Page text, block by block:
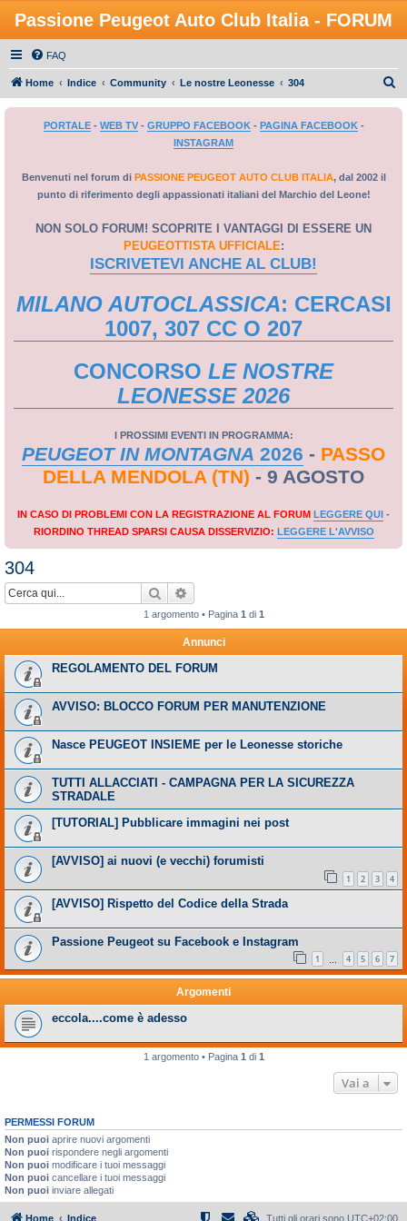
Passione Peugeot Auto Club Italia - FORUM
FAQ
Home Indice Community Le nostre Leonesse 304
PORTALE- WEB TV- GRUPPO FACEBOOK- PAGINA FACEBOOK-
INSTAGRAM
Benvenuti nel forum di PASSIONE PEUGEOT AUTO CLUB ITALIA, dal 2002 il
punto di riferimento degli appassionati italiani del Marchio del Leone!
NON SOLO FORUM! SCOPRITE I VANTAGGI DI ESSERE UN
PEUGEOTTISTA UFFICIALE:
ISCRIVETEVI ANCHE AL CLUB!
MILANO AUTOCLASSICA: CERCASI
1007, 307 CC O 207
CONCORSO LE NOSTRE
LEONESSE 2026
I PROSSIMI EVENTI IN PROGRAMMA:
PEUGEOT IN MONTAGNA 2026 - PASSO
DELLA MENDOLA (TN) - 9 AGOSTO
IN CASO DI PROBLEMI CON LA REGISTRAZIONE AL FORUM LEGGERE QUI -
RIORDINO THREAD SPARSI CAUSA DISSERVIZIO: LEGGERE L'AVVISO
304
Cerca
1 argomento • Pagina 1 di 1
Annunci
REGOLAMENTO DEL FORUM
AVVISO: BLOCCO FORUM PER MANUTENZIONE
Nasce PEUGEOT INSIEME per le Leonesse storiche
TUTTI ALLACCIATI - CAMPAGNA PER LA SICUREZZA
STRADALE
[TUTORIAL] Pubblicare immagini nei post
[AVVISO] ai nuovi (e vecchi) forumisti
1 2 3 4
[AVVISO] Rispetto del Codice della Strada
Passione Peugeot su Facebook e Instagram
1 4 5 6 7
Argomenti
eccola....come è adesso
1 argomento • Pagina 1 di 1
Vai a
PERMESSI FORUM
Non puoi aprire nuovi argomenti
Non puoi rispondere negli argomenti
Non puoi modificare i tuoi messaggi
Non puoi cancellare i tuoi messaggi
Non puoi inviare allegati
Home Indice Tutti gli orari sono UTC+02:00